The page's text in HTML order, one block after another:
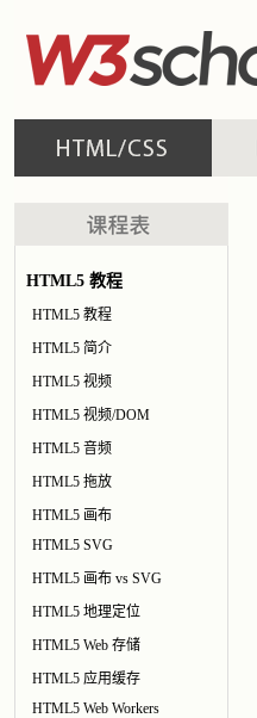
HTML5 教程
HTML5 教程
HTML5 简介
HTML5 视频
HTML5 视频/DOM
HTML5 音频
HTML5 拖放
HTML5 画布
HTML5 SVG
HTML5 画布 vs SVG
HTML5 地理定位
HTML5 Web 存储
HTML5 应用缓存
HTML5 Web Workers